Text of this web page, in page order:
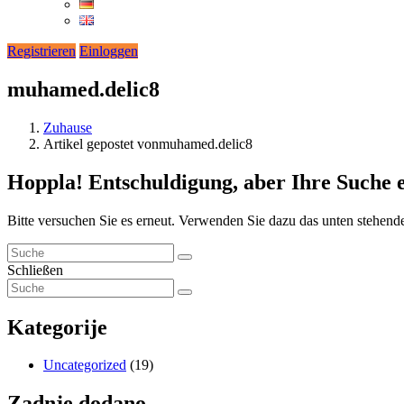
Registrieren Einloggen
muhamed.delic8
Zuhause
Artikel gepostet vonmuhamed.delic8
Hoppla! Entschuldigung, aber Ihre Suche
Bitte versuchen Sie es erneut. Verwenden Sie dazu das unten
Schließen
Kategorije
Uncategorized (19)